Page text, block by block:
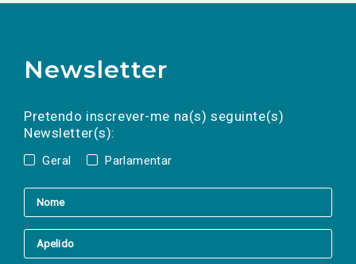
Newsletter
Pretendo inscrever-me na(s) seguinte(s)
Newsletter(s):
Geral Parlamentar
a(s) newsletter(s).
mail